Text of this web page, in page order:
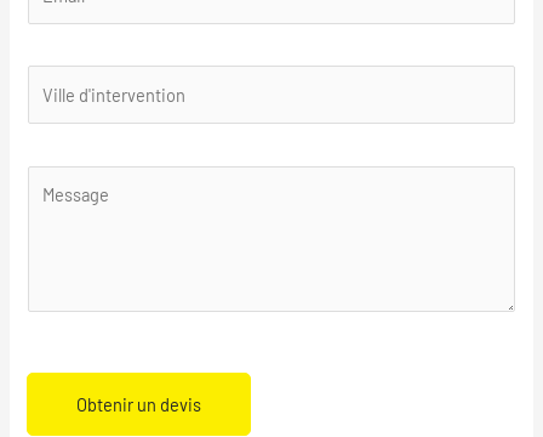
Obtenir un devis